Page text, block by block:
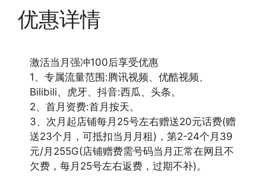
优惠详情
激活当月强冲100后享受优惠
1、专属流量范围:腾讯视频、优酷视频、
Bilibili、虎牙、抖音:西瓜、头条。
2、首月资费:首月按天。
3、次月起店铺每月25号左右赠送20元话费(赠
送23个月，可抵扣当月月租)，第2-24个月39
元/月255G(店铺赠费需号码当月正常在网且不
欠费，每月25号左右返费，过期不补)。